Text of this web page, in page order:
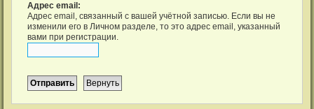
Адрес email:
Адрес email, связанный с вашей учётной записью. Если вы не
изменили его в Личном разделе, то это адрес email, указанный
вами при регистрации.